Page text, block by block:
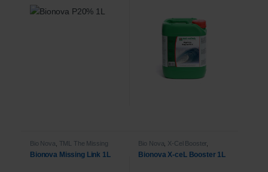
Bio Nova
TML The Missing
Bionova Missing Link 1L
Bio Nova X-Cel Booster
Bionova X-ceL Booster 1L